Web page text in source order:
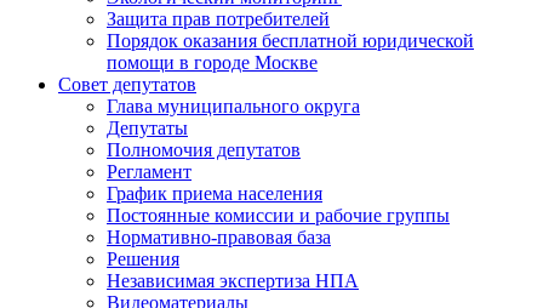
Защита прав потребителей
Порядок оказания бесплатной юридической
помощи в городе Москве
Совет депутатов
Глава муниципального округа
Депутаты
Полномочия депутатов
Регламент
График приема населения
Постоянные комиссии и рабочие группы
Нормативно-правовая база
Решения
Независимая экспертиза НПА
Видеоматериалы